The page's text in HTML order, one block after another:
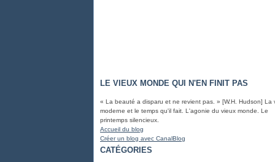
LE VIEUX MONDE QUI N'EN FINIT PAS
« La beauté a disparu et ne revient pas. » [W.H. Hudson] La
moderne et le temps qu'il fait. L'agonie du vieux monde. Le
printemps silencieux.
Accueil du blog
Créer un blog avec CanalBlog
CATÉGORIES